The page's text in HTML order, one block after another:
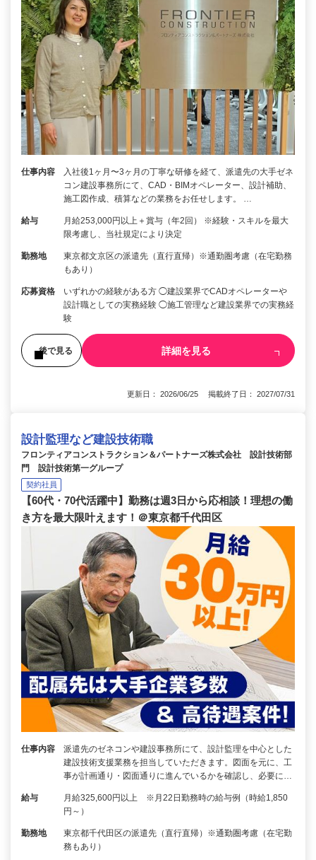
仕事内容
入社後1ヶ月〜3ヶ月の丁寧な研修を経て、派遣先の大手ゼネ
コン建設事務所にて、CAD・BIMオペレーター、設計補助、
施工図作成、積算などの業務をお任せします。 …
給与
月給253,000円以上＋賞与（年2回） ※経験・スキルを最大
限考慮し、当社規定により決定
勤務地
東京都文京区の派遣先（直行直帰）※通勤圏考慮（在宅勤務
もあり）
応募資格
いずれかの経験がある方 ◯建設業界でCADオペレーターや
設計職としての実務経験 ◯施工管理など建設業界での実務経
験
後で見る 詳細を見る
更新日： 2026/06/25 掲載終了日： 2027/07/31
設計監理など建設技術職
フロンティアコンストラクション＆パートナーズ株式会社 設計技術部
門 設計技術第一グループ
契約社員
【60代・70代活躍中】勤務は週3日から応相談！理想の働
き方を最大限叶えます！＠東京都千代田区
仕事内容
派遣先のゼネコンや建設事務所にて、設計監理を中心とした
建設技術支援業務を担当していただきます。図面を元に、工
事が計画通り・図面通りに進んでいるかを確認し、必要に…
給与
月給325,600円以上 ※月22日勤務時の給与例（時給1,850
円～）
勤務地
東京都千代田区の派遣先（直行直帰）※通勤圏考慮（在宅勤
務もあり）